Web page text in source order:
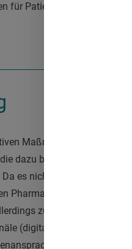
für Patient:innen) sowie die
Maßnahmen, die auf
dazu beitragen können,
es nicht ausreicht, nur
Pharmamarketers in
zunehmend durch
(digitale und analoge) in
und -bindung zu